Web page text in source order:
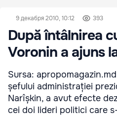
9 декабря 2010, 10:12 393
După întâlnirea
Voronin a ajuns
Sursa:
șefului administrației
Narîșkin, a avut efecte
cei doi lideri politici care